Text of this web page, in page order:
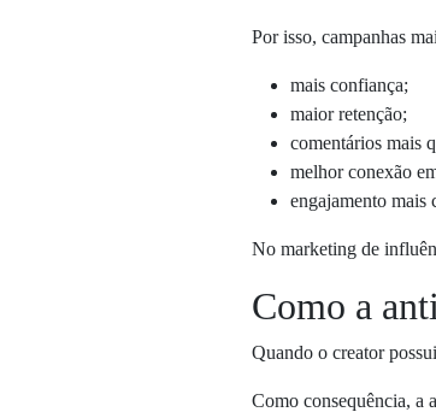
Por isso, campanhas
mais confiança;
maior retenção;
comentários mais
melhor conexão
engajamento mais
No marketing de
Como a
Quando o creator
Como consequência, a